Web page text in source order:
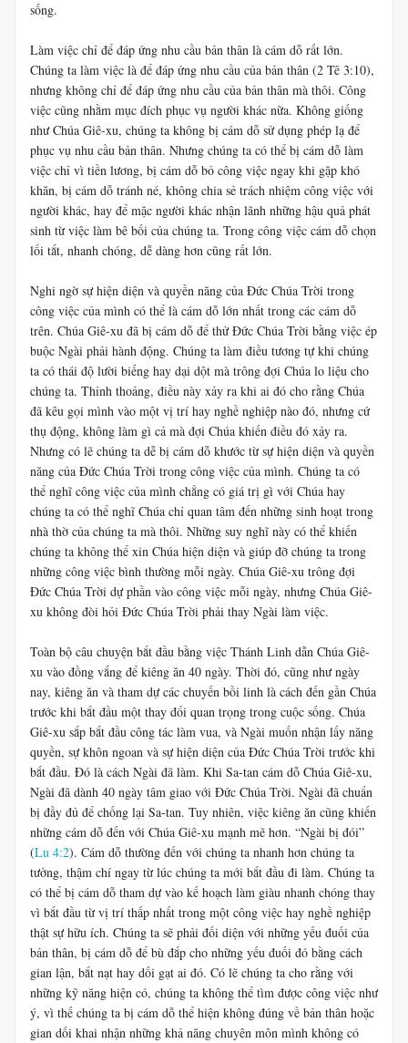
sống.
Làm việc chỉ để đáp ứng nhu cầu bản thân là cám dỗ rất lớn.
Chúng ta làm việc là để đáp ứng nhu cầu của bản thân (2 Tê 3:10),
nhưng không chỉ để đáp ứng nhu cầu của bản thân mà thôi. Công
việc cũng nhằm mục đích phục vụ người khác nữa. Không giống
như Chúa Giê-xu, chúng ta không bị cám dỗ sử dụng phép lạ để
phục vụ nhu cầu bản thân. Nhưng chúng ta có thể bị cám dỗ làm
việc chỉ vì tiền lương, bị cám dỗ bỏ công việc ngay khi gặp khó
khăn, bị cám dỗ tránh né, không chia sẻ trách nhiệm công việc với
người khác, hay để mặc người khác nhận lãnh những hậu quả phát
sinh từ việc làm bê bối của chúng ta. Trong công việc cám dỗ chọn
lối tắt, nhanh chóng, dễ dàng hơn cũng rất lớn.
Nghi ngờ sự hiện diện và quyền năng của Đức Chúa Trời trong
công việc của mình có thể là cám dỗ lớn nhất trong các cám dỗ
trên. Chúa Giê-xu đã bị cám dỗ để thử Đức Chúa Trời bằng việc ép
buộc Ngài phải hành động. Chúng ta làm điều tương tự khi chúng
ta có thái độ lười biếng hay dại dột mà trông đợi Chúa lo liệu cho
chúng ta. Thỉnh thoảng, điều này xảy ra khi ai đó cho rằng Chúa
đã kêu gọi mình vào một vị trí hay nghề nghiệp nào đó, nhưng cứ
thụ động, không làm gì cả mà đợi Chúa khiến điều đó xảy ra.
Nhưng có lẽ chúng ta dễ bị cám dỗ khước từ sự hiện diện và quyền
năng của Đức Chúa Trời trong công việc của mình. Chúng ta có
thể nghĩ công việc của mình chẳng có giá trị gì với Chúa hay
chúng ta có thể nghĩ Chúa chỉ quan tâm đến những sinh hoạt trong
nhà thờ của chúng ta mà thôi. Những suy nghĩ này có thể khiến
chúng ta không thể xin Chúa hiện diện và giúp đỡ chúng ta trong
những công việc bình thường mỗi ngày. Chúa Giê-xu trông đợi
Đức Chúa Trời dự phần vào công việc mỗi ngày, nhưng Chúa Giê-
xu không đòi hỏi Đức Chúa Trời phải thay Ngài làm việc.
Toàn bộ câu chuyện bắt đầu bằng việc Thánh Linh dẫn Chúa Giê-
xu vào đồng vắng để kiêng ăn 40 ngày. Thời đó, cũng như ngày
nay, kiêng ăn và tham dự các chuyến bồi linh là cách đến gần Chúa
trước khi bắt đầu một thay đổi quan trọng trong cuộc sống. Chúa
Giê-xu sắp bắt đầu công tác làm vua, và Ngài muốn nhận lấy năng
quyền, sự khôn ngoan và sự hiện diện của Đức Chúa Trời trước khi
bắt đầu. Đó là cách Ngài đã làm. Khi Sa-tan cám dỗ Chúa Giê-xu,
Ngài đã dành 40 ngày tâm giao với Đức Chúa Trời. Ngài đã chuẩn
bị đầy đủ để chống lại Sa-tan. Tuy nhiên, việc kiêng ăn cũng khiến
những cám dỗ đến với Chúa Giê-xu mạnh mẽ hơn. “Ngài bị đói”
(Lu 4:2). Cám dỗ thường đến với chúng ta nhanh hơn chúng ta
tưởng, thậm chí ngay từ lúc chúng ta mới bắt đầu đi làm. Chúng ta
có thể bị cám dỗ tham dự vào kế hoạch làm giàu nhanh chóng thay
vì bắt đầu từ vị trí thấp nhất trong một công việc hay nghề nghiệp
thật sự hữu ích. Chúng ta sẽ phải đối diện với những yếu đuối của
bản thân, bị cám dỗ để bù đắp cho những yếu đuối đó bằng cách
gian lận, bắt nạt hay dối gạt ai đó. Có lẽ chúng ta cho rằng với
những kỹ năng hiện có, chúng ta không thể tìm được công việc như
ý, vì thế chúng ta bị cám dỗ thể hiện không đúng về bản thân hoặc
gian dối khai nhận những khả năng chuyên môn mình không có